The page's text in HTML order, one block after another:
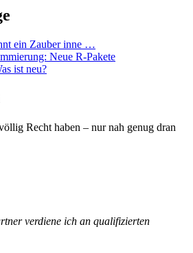
ein Zauber inne …
Neue R-Pakete
ist neu?
Recht haben – nur nah genug dran
verdiene ich an qualifizierten